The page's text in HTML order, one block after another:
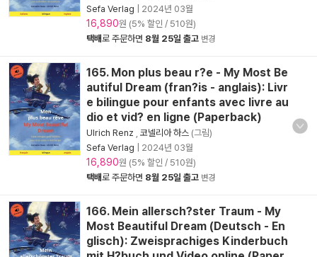
Sefa Verlag
2024년 03월
16,890원 (5% 할인 / 510원)
택배로 주문하면 8월 25일 출고 변경
165. Mon plus beau r?e - My Most Be
autiful Dream (fran?is - anglais): Livr
e bilingue pour enfants avec livre au
dio et vid? en ligne (Paperback)
Ulrich Renz 코넬리아 하스 (그림)
Sefa Verlag
2024년 03월
16,890원 (5% 할인 / 510원)
택배로 주문하면 8월 25일 출고 변경
166. Mein allersch?ster Traum - My
Most Beautiful Dream (Deutsch - En
glisch): Zweisprachiges Kinderbuch